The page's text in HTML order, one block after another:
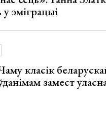
эміграцыі
класік
замест